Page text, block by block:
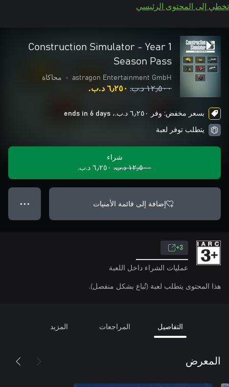
تخطي إلى المحتوى الرئيسي
Construction Simulator - Year 1
Season Pass
astragon Entertainment GmbH
• محاكاة
١٢٫٥٠٠ د.ب.‏ ٦٫٢٥٠ د.ب.‏
بسعر مخفض: وفر ٦٫٢٥٠ د.ب.‏، ends in 6 days
يتطلب توفر لعبة
شراء
١٢٫٥٠٠ د.ب.‏
٦٫٢٥٠ د.ب.‏
إضافة إلى قائمة الأمنيات ● ● ●
3+
عمليات الشراء داخل اللعبة
هذا المحتوى يتطلب لعبة (تُباع بشكل منفصل).
التفاصيل المراجعات المزيد
المعرض